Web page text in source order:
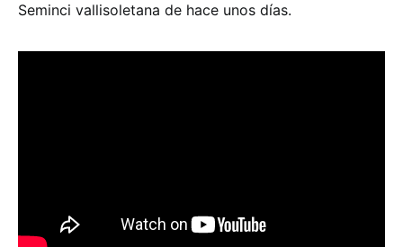
Seminci vallisoletana de hace unos días.